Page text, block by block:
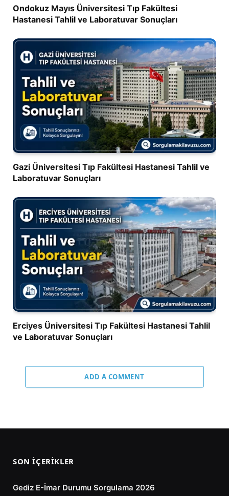
Ondokuz Mayıs Üniversitesi Tıp Fakültesi
Hastanesi Tahlil ve Laboratuvar Sonuçları
Gazi Üniversitesi Tıp Fakültesi Hastanesi Tahlil ve
Laboratuvar Sonuçları
Erciyes Üniversitesi Tıp Fakültesi Hastanesi Tahlil
ve Laboratuvar Sonuçları
ADD A COMMENT
SON İÇERIKLER
Gediz E-İmar Durumu Sorgulama 2026